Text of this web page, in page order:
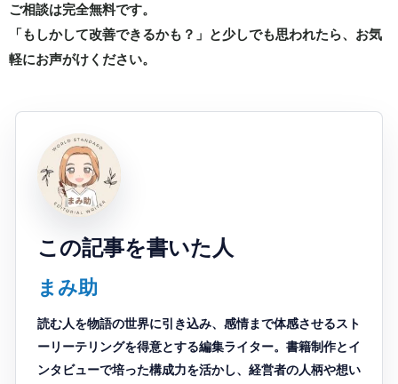
ご相談は完全無料です。
「もしかして改善できるかも？」と少しでも思われたら、お気
軽にお声がけください。
この記事を書いた人
まみ助
読む人を物語の世界に引き込み、感情まで体感させるスト
ーリーテリングを得意とする編集ライター。書籍制作とイ
ンタビューで培った構成力を活かし、経営者の人柄や想い